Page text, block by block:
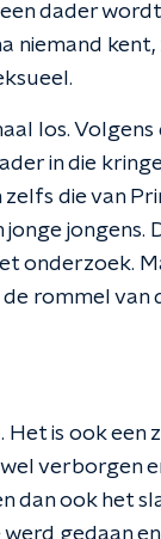
dader
niemand
los.
in die
die van
jongens.
onderzoek.
rommel van
is ook een
verborgen
dan ook het
gedaan